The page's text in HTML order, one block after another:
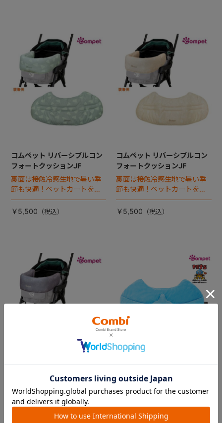
コムペット リバーシブルコン
フォートクッションJF
裏面は接触冷感生地で暑い季
節も快適！ペットカートをお
しゃれに・かわいく・かっこ
よく！
￥5,500
コムペット リバーシブルコン
フォートクッションJF
裏面は接触冷感生地で暑い季
節も快適！ペットカートをお
しゃれに・かわいく・かっこ
よく！
￥5,500
コムペット リバーシブルコン
裏面は接触冷感生地で暑い季
節も快適！ペットカートをお
しゃれに・かわいく・かっこ
DRAGON QUEST PETs コン
フォートクッション スライム
【コムペット ペットカート
用】
愛車の目印に！ふわふわ生地